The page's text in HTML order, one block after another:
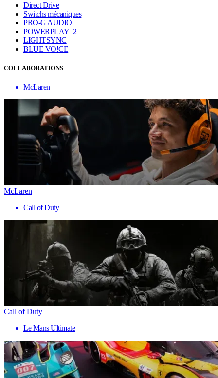
Direct Drive
Switchs mécaniques
PRO-G AUDIO
POWERPLAY 2
LIGHTSYNC
BLUE VO!CE
COLLABORATIONS
McLaren
McLaren
Call of Duty
Call of Duty
Le Mans Ultimate